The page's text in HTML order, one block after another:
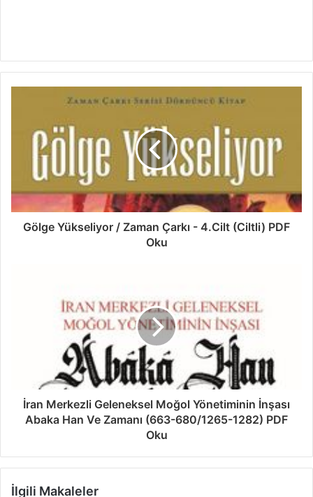
Gölge Yükseliyor / Zaman Çarkı - 4.Cilt (Ciltli) PDF
Oku
İran Merkezli Geleneksel Moğol Yönetiminin İnşası
Abaka Han Ve Zamanı (663-680/1265-1282) PDF
Oku
İlgili Makaleler